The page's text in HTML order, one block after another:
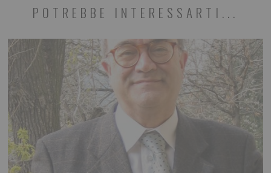
POTREBBE INTERESSARTI...